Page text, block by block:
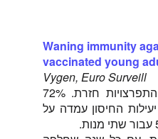
Waning immunity
vaccinated young
Vygen, Euro Surveill
ב-2013 בצרפת נרשמו 15 התפרצויות חזרת. 72%
החיסון עמדה על